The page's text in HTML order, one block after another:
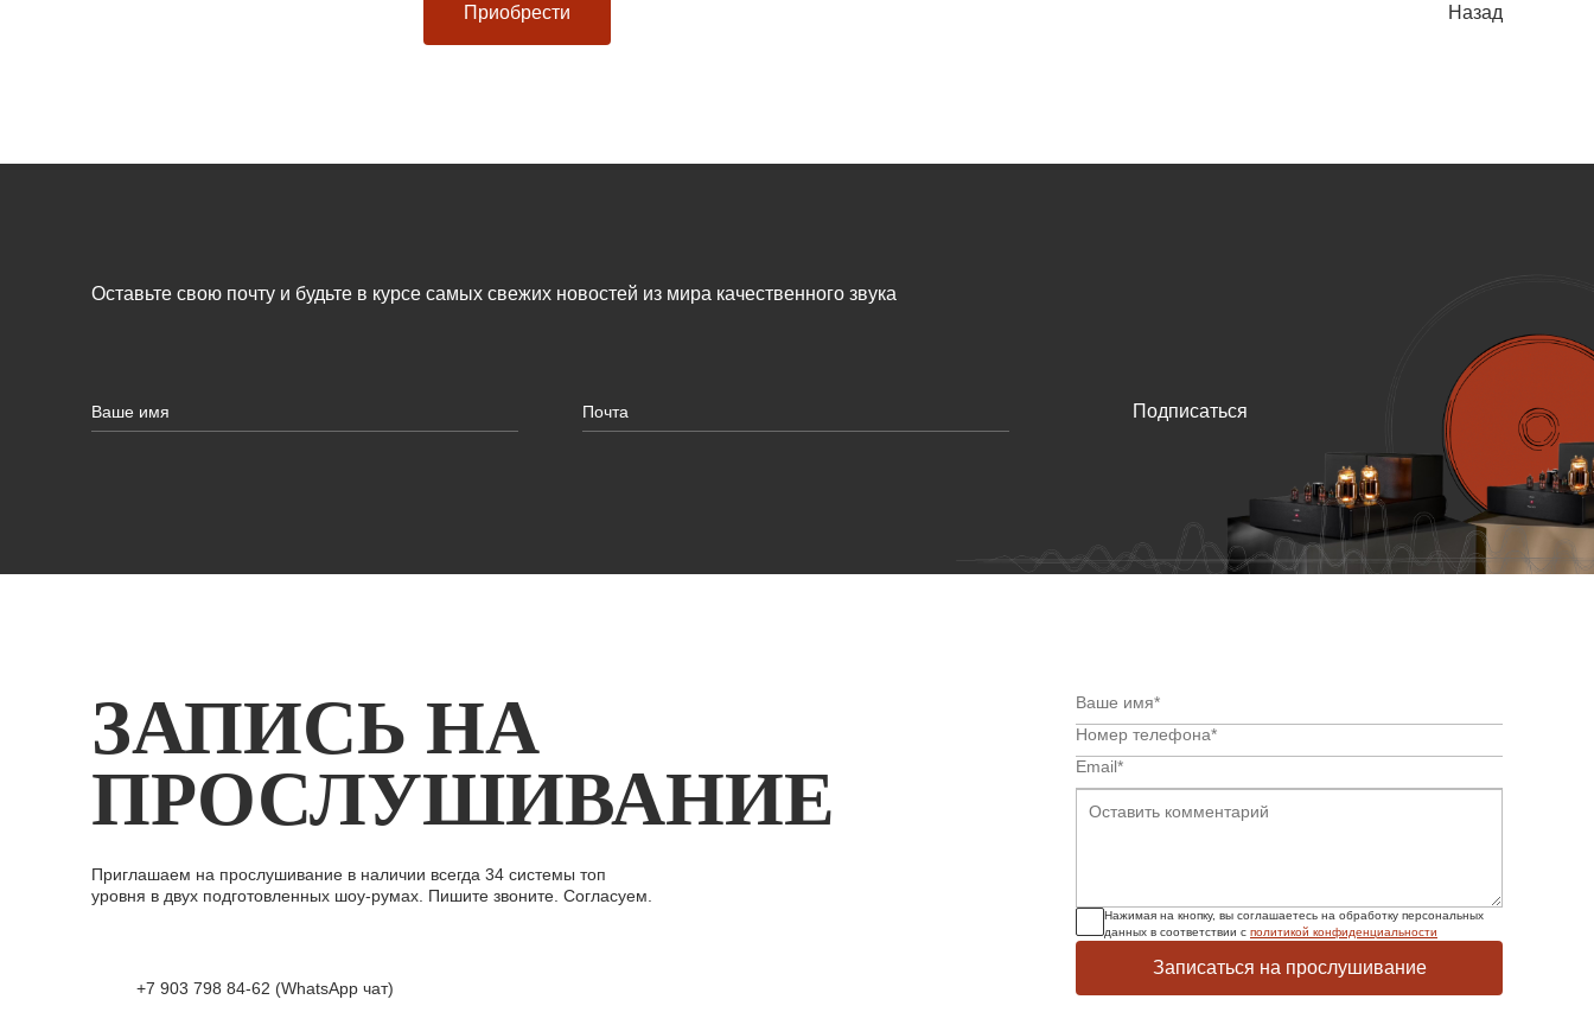
Приобрести Назад
Оставьте свою почту и будьте в курсе самых свежих новостей из мира качественного звука
Подписаться
ЗАПИСЬ НА
ПРОСЛУШИВАНИЕ
Приглашаем на прослушивание в наличии всегда 34 системы топ
уровня в двух подготовленных шоу-румах. Пишите звоните. Согласуем.
+7 903 798 84-62 (WhatsApp чат)
Нажимая на кнопку, вы соглашаетесь на обработку персональных
данных в соответствии с политикой конфиденциальности
Записаться на прослушивание